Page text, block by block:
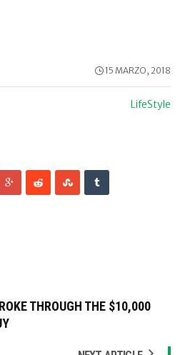
15 MARZO, 2018
LifeStyle
THROUGH THE $10,000